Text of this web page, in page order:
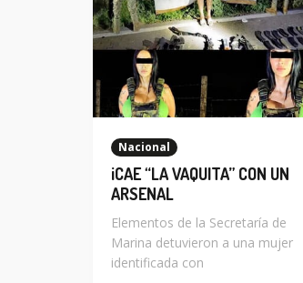
Nacional
¡CAE “LA VAQUITA” CON UN
ARSENAL
Elementos de la Secretaría de
Marina detuvieron a una mujer
identificada con